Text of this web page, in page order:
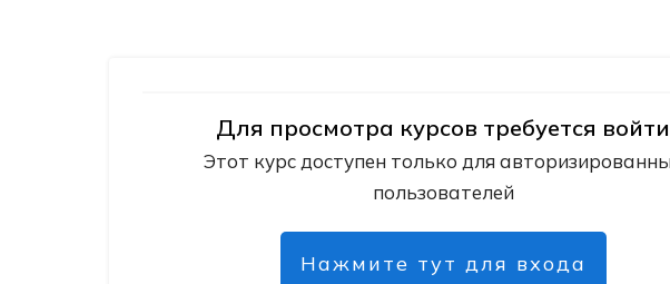
Для просмотра курсов требуется войти
Этот курс доступен только для
пользователей
Нажмите тут для входа